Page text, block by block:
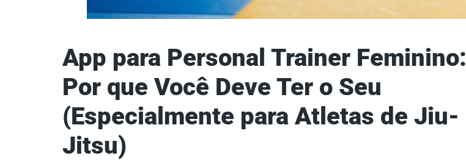
App para Personal Trainer Feminino:
Por que Você Deve Ter o Seu
(Especialmente para Atletas de Jiu-
Jitsu)